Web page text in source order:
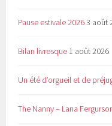
Pause estivale 20263 août
Bilan livresque 1 août 2026
Un été d’orgueil et de
The Nanny – Lana